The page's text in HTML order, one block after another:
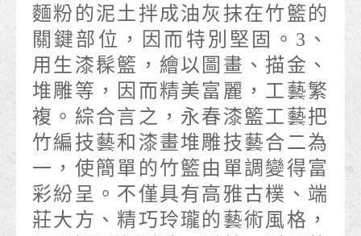
麵粉的泥土拌成油灰抹在竹籃的
關鍵部位，因而特別堅固。3、
用生漆髹籃，繪以圖畫、描金、
堆雕等，因而精美富麗，工藝繁
複。綜合言之，永春漆籃工藝把
竹編技藝和漆畫堆雕技藝合二為
一，使簡單的竹籃由單調變得富
彩紛呈。不僅具有高雅古樸、端
莊大方、精巧玲瓏的藝術風格，